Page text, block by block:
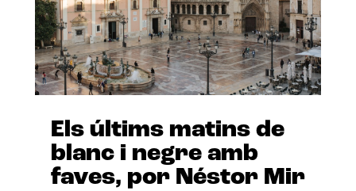
Els últims matins de
blanc i negre amb
faves, por Néstor Mir